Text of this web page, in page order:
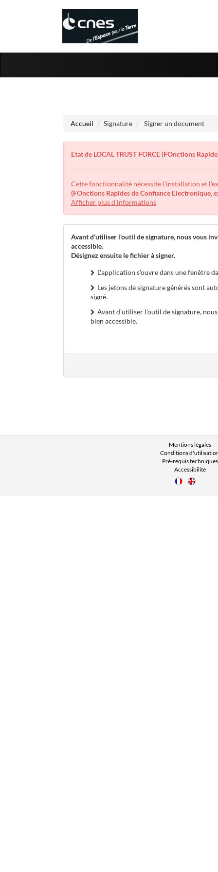
contenu
Accueil Signature Signer un document
Etat de LOCAL TRUST FORCE (FOnctions
Cette fonctionnalité nécessite l'installation et
(FOnctions Rapides de Confiance Electronique,
Afficher plus d'informations
Avant d'utiliser l'outil de signature, nous vous
accessible.
Désignez ensuite le fichier à signer.
L'application s'ouvre dans une fenêtre
Les jetons de signature générés sont
signé.
Avant d'utiliser l'outil de signature,
bien accessible.
Mentions légales
Conditions
Pré-requis techniques
Accessibilité